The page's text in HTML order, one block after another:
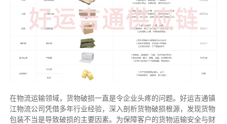
在物流运输领域，货物破损一直是令企业头疼的问题。好运吉通镇
江物流公司凭借多年行业经验，深入剖析货物破损根源，发现货物
包装不当是导致破损的主要因素。为保障客户的货物运输安全与财